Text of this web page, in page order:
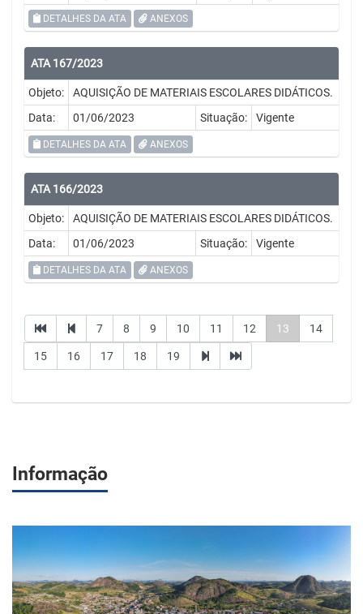
DETALHES DA ATA ANEXOS
ATA 167/2023
Objeto:
AQUISIÇÃO DE MATERIAIS ESCOLARES DIDÁTICOS.
Data:
01/06/2023 Situação: Vigente
DETALHES DA ATA ANEXOS
ATA 166/2023
Objeto:
AQUISIÇÃO DE MATERIAIS ESCOLARES DIDÁTICOS.
Data:
01/06/2023 Situação: Vigente
DETALHES DA ATA ANEXOS
7 8 9 10 11 12 13 14
15 16 17 18 19
Informação